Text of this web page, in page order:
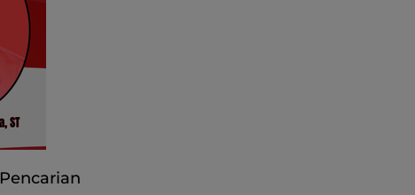
Pencarian